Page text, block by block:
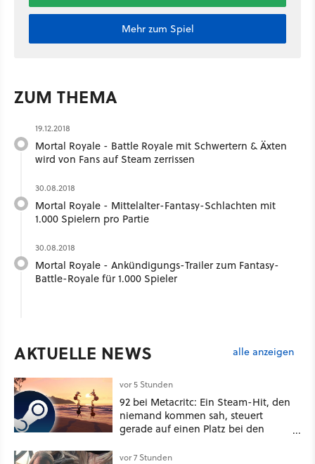
Mehr zum Spiel
ZUM THEMA
19.12.2018
Mortal Royale - Battle Royale mit Schwertern & Äxten
wird von Fans auf Steam zerrissen
30.08.2018
Mortal Royale - Mittelalter-Fantasy-Schlachten mit
1.000 Spielern pro Partie
30.08.2018
Mortal Royale - Ankündigungs-Trailer zum Fantasy-
Battle-Royale für 1.000 Spieler
AKTUELLE NEWS alle anzeigen
vor 5 Stunden
92 bei Metacritc: Ein Steam-Hit, den
niemand kommen sah, steuert
gerade auf einen Platz bei den
vor 7 Stunden